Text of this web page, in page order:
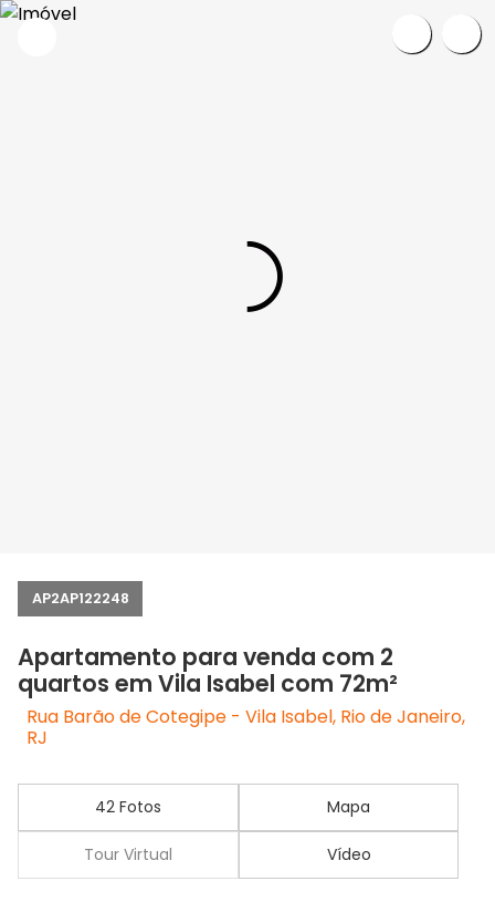
AP2AP122248
Apartamento para venda com 2
quartos em Vila Isabel com 72m²
Rua Barão de Cotegipe - Vila Isabel, Rio de Janeiro,
RJ
42 Fotos Mapa
Tour Virtual Vídeo